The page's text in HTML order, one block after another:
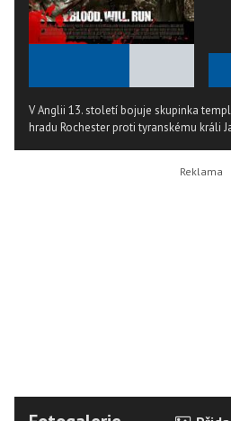
V Anglii 13. století bojuje skupinka
hradu Rochester proti tyranskému králi